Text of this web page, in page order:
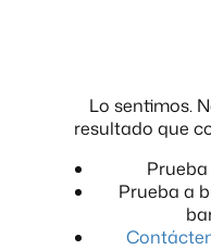
Lo sentimos.
resultado que
Prueba a